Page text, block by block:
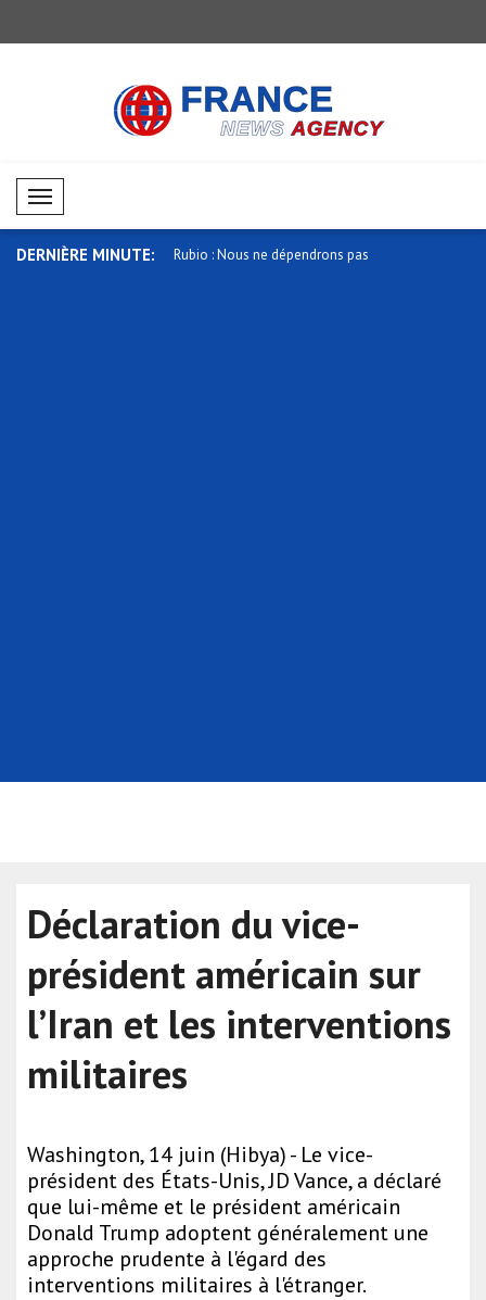
Mobil Menü
DERNIÈRE MINUTE:
contre les navires Rubio : Nous ne dépendrons pas
Déclaration du vice-
président américain sur
l’Iran et les interventions
militaires
Washington, 14 juin (Hibya) - Le vice-
président des États-Unis, JD Vance, a déclaré
que lui-même et le président américain
Donald Trump adoptent généralement une
approche prudente à l'égard des
interventions militaires à l'étranger.